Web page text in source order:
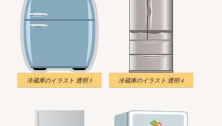
冷蔵庫のイラスト 透明 3 冷蔵庫のイラスト 透明 4